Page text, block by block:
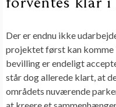
Der er endnu ikke
projektet først kan komme
bevilling er endeligt
står dog allerede klart, at
områdets nuværende